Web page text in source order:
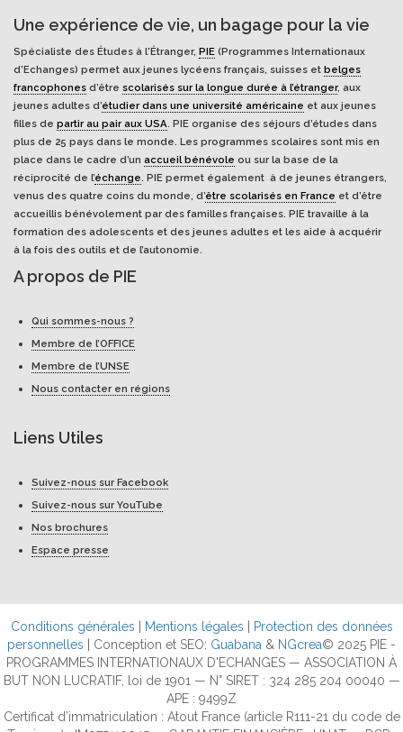
Une expérience de vie, un bagage pour la vie
Spécialiste des Études à l'Étranger, PIE (Programmes Internationaux
d’Echanges) permet aux jeunes lycéens français, suisses et belges
francophones d’être scolarisés sur la longue durée à l’étranger, aux
jeunes adultes d’étudier dans une université américaine et aux jeunes
filles de partir au pair aux USA. PIE organise des séjours d’études dans
plus de 25 pays dans le monde. Les programmes scolaires sont mis en
place dans le cadre d’un accueil bénévole ou sur la base de la
réciprocité de l’échange. PIE permet également à de jeunes étrangers,
venus des quatre coins du monde, d’être scolarisés en France et d’être
accueillis bénévolement par des familles françaises. PIE travaille à la
formation des adolescents et des jeunes adultes et les aide à acquérir
à la fois des outils et de l’autonomie.
A propos de PIE
Qui sommes-nous ?
Membre de l’OFFICE
Membre de l’UNSE
Nous contacter en régions
Liens Utiles
Suivez-nous sur Facebook
Suivez-nous sur YouTube
Nos brochures
Espace presse
Conditions générales Mentions légales
Protection des données
personnelles | Conception et SEO: Guabana & NGcrea© 2025 PIE -
PROGRAMMES INTERNATIONAUX D'ECHANGES — ASSOCIATION À
BUT NON LUCRATIF, loi de 1901 — N° SIRET : 324 285 204 00040 —
APE : 9499Z
Certificat d’immatriculation : Atout France (article R111-21 du code de